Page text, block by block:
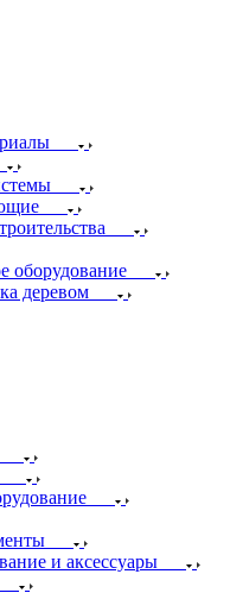
оборудование
деревом
и аксессуары